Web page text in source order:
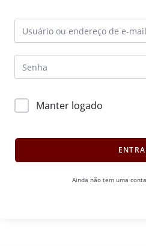
Manter logado
Ainda não tem uma